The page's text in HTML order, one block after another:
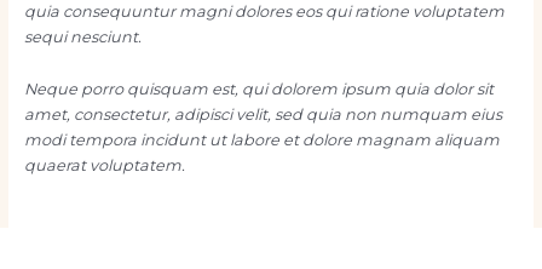
quia consequuntur magni dolores eos qui ratione voluptatem
sequi nesciunt.
Neque porro quisquam est, qui dolorem ipsum quia dolor sit
amet, consectetur, adipisci velit, sed quia non numquam eius
modi tempora incidunt ut labore et dolore magnam aliquam
quaerat voluptatem.